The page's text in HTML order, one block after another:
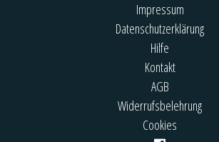
Impressum
Datenschutzerklärung
Hilfe
Kontakt
AGB
Widerrufsbelehrung
Cookies